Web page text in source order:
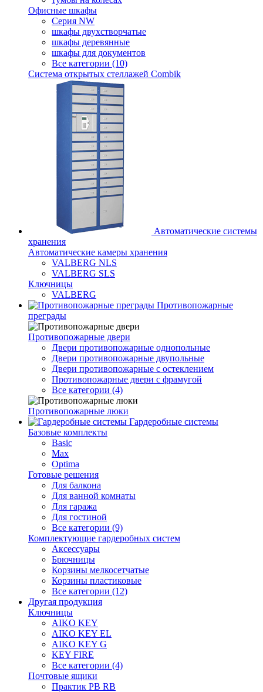
Офисные шкафы
Серия NW
шкафы двухстворчатые
шкафы деревянные
шкафы для документов
Все категории (10)
Система открытых стеллажей Combik
Автоматические системы
хранения
Автоматические камеры хранения
VALBERG NLS
VALBERG SLS
Ключницы
VALBERG
Противопожарные
преграды
Противопожарные двери
Двери противопожарные однопольные
Двери противопожарные двупольные
Двери противопожарные с остеклением
Противопожарные двери с фрамугой
Все категории (4)
Противопожарные люки
Гардеробные системы
Базовые комплекты
Basic
Max
Optima
Готовые решения
Для балкона
Для ванной комнаты
Для гаража
Для гостиной
Все категории (9)
Комплектующие гардеробных систем
Аксессуары
Брючницы
Корзины мелкосетчатые
Корзины пластиковые
Все категории (12)
Другая продукция
Ключницы
AIKO KEY
AIKO KEY EL
AIKO KEY G
KEY FIRE
Все категории (4)
Почтовые ящики
Практик PB RB